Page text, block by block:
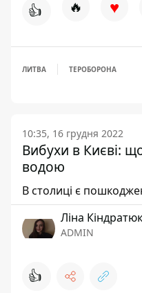
👍 🔥 ♥
ЛИТВА ТЕРОБОРОНА
10:35, 16 грудня 2022
Вибухи в Києві: що
водою
В столиці є
Ліна Кіндратюк
ADMIN
👍